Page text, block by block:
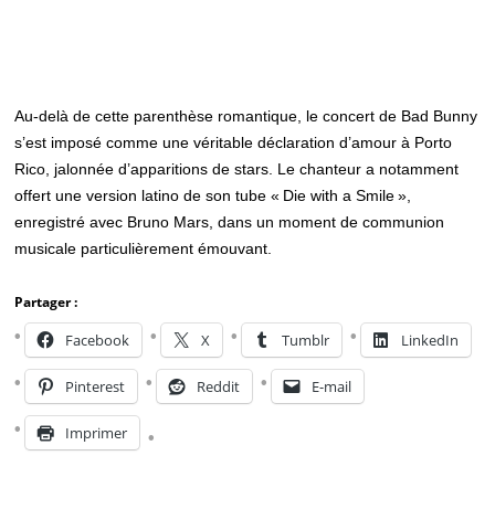
Au-delà de cette parenthèse romantique, le concert de Bad Bunny
s’est imposé comme une véritable déclaration d’amour à Porto
Rico, jalonnée d’apparitions de stars. Le chanteur a notamment
offert une version latino de son tube « Die with a Smile »,
enregistré avec Bruno Mars, dans un moment de communion
musicale particulièrement émouvant.
Partager :
Facebook X Tumblr LinkedIn
Pinterest Reddit E-mail
Imprimer